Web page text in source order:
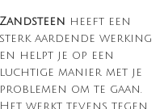
Zandsteen heeft een
sterk aardende werking
en helpt je op een
luchtige manier met je
problemen om te gaan.
Het werkt tevens tegen